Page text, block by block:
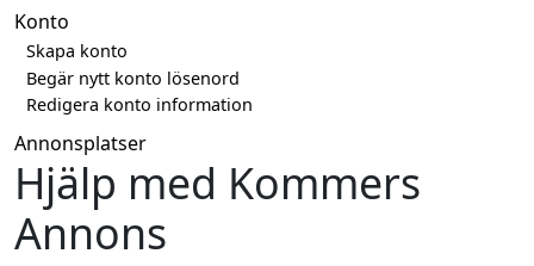
Konto
Skapa konto
Begär nytt konto lösenord
Redigera konto information
Annonsplatser
Hjälp med Kommers
Annons